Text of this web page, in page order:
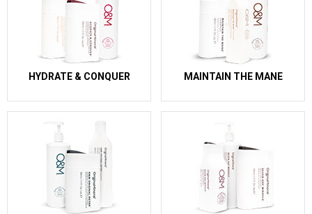
HYDRATE & CONQUER MAINTAIN THE MANE